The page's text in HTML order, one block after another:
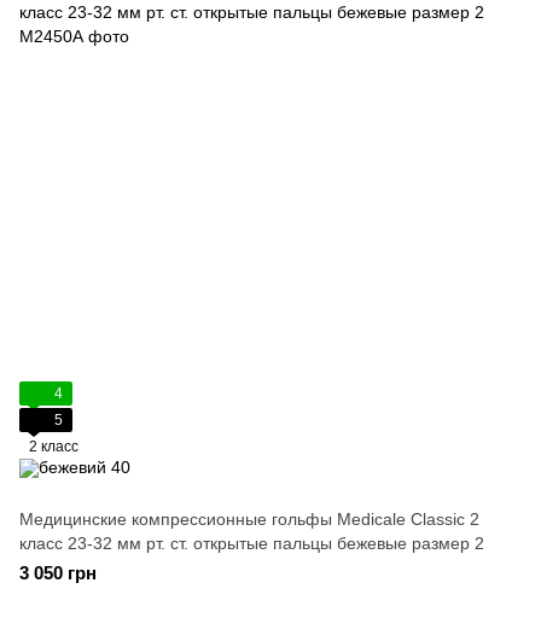
4
5
2 класс
Медицинские компрессионные гольфы Medicale Classic 2
класс 23-32 мм рт. ст. открытые пальцы бежевые размер 2
3 050 грн